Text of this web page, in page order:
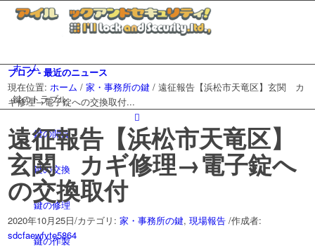
ホーム
鍵のトラブル
鍵の開錠
鍵の交換
鍵の修理
鍵の作製
ブログ - 最近のニュース
現在位置:ホーム / 家・事務所の鍵 / 遠征報告【浜松市天竜区】玄関 カ
ギ修理→電子錠への交換取付...
遠征報告【浜松市天竜区】
玄関 カギ修理→電子錠へ
の交換取付
2020年10月25日/カテゴリ:家・事務所の鍵,現場報告 /作成者:
sdcfaewfvte5864